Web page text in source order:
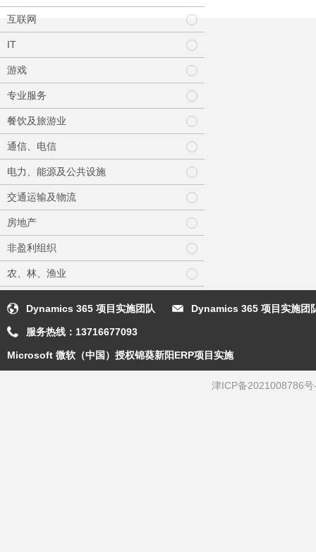
互联网
IT
游戏
专业服务
餐饮及旅游业
通信、电信
电力、能源及公共设施
交通运输及物流
房地产
非盈利组织
农、林、渔业
Dynamics 365 项目实施团队 Dynamics 365 项目实施团
服务热线： 13716677093
Microsoft 微软（中国）授权锦葵新阳ERP项目实施
津ICP备2021008786号